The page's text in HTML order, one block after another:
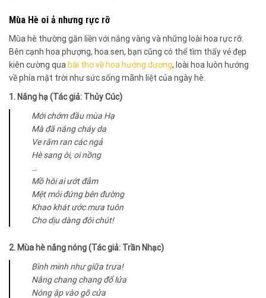
Mùa Hè oi ả nhưng rực rỡ
Mùa hè thường gắn liền với nắng vàng và những loài hoa rực rỡ.
Bên cạnh hoa phượng, hoa sen, bạn cũng có thể tìm thấy vẻ đẹp
kiên cường qua bài thơ về hoa hướng dương, loài hoa luôn hướng
về phía mặt trời như sức sống mãnh liệt của ngày hè.
1. Nắng hạ (Tác giả: Thủy Cúc)
Mới chớm đầu mùa Hạ
Mà đã nắng cháy da
Ve râm ran các ngả
Hè sang ôi, oi nồng
…
Mồ hôi ai ướt đẫm
Mệt mỏi đứng bên đường
Khao khát ước mưa tuôn
Cho dịu dàng đôi chút!
2. Mùa hè nắng nóng (Tác giả: Trần Nhạc)
Bình minh như giữa trưa!
Nắng chang chang đổ lửa
Nóng ập vào gõ cửa